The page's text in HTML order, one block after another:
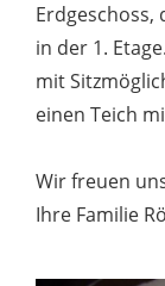
Erdgeschoss,
in der 1.
mit
einen Teich
Wir freuen
Ihre Familie